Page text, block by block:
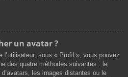
un avatar ?
l’utilisateur, sous « Profil », vous pouvez
des quatre méthodes suivantes : le
les images distantes ou le